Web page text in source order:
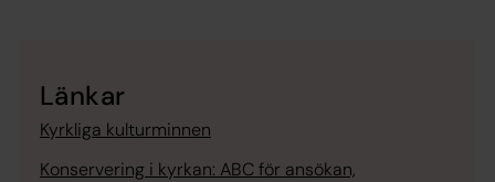
Länkar
Kyrkliga kulturminnen
Konservering i kyrkan: ABC för ansökan,